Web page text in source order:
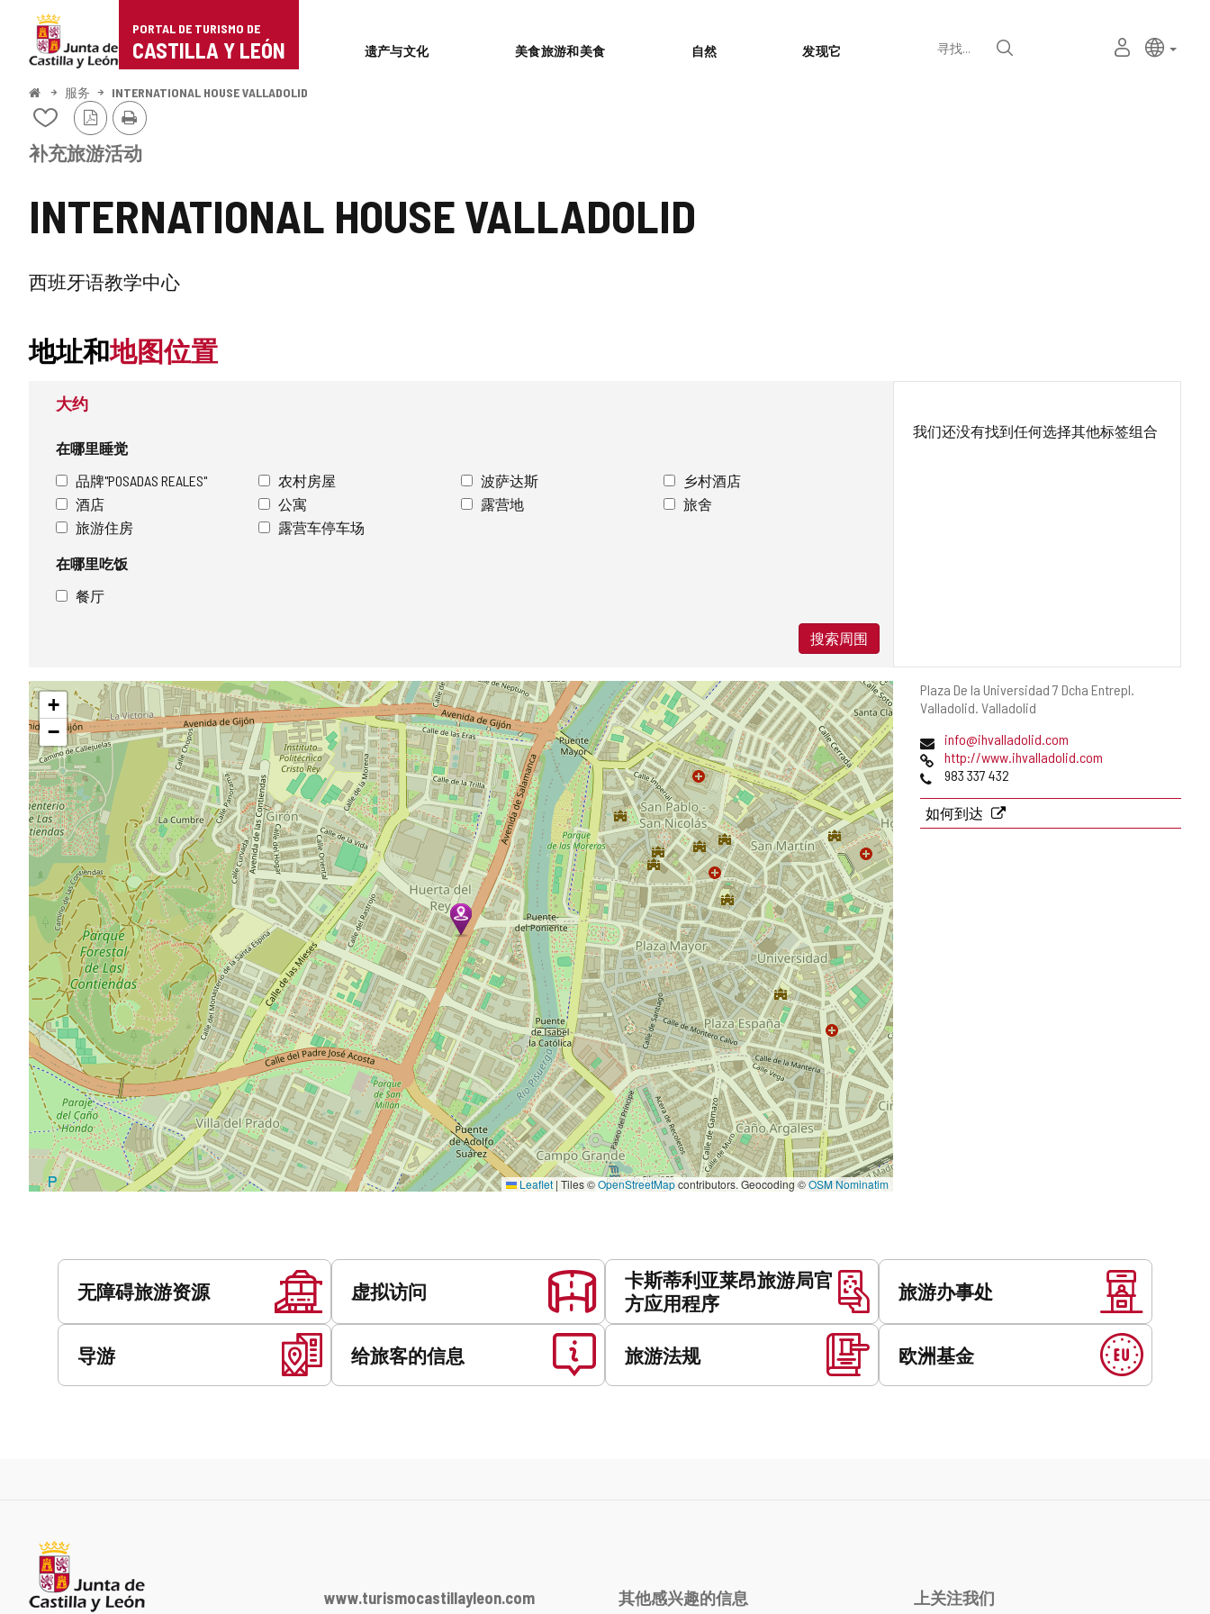
Portal
de
Turismo
Castilla
León
PORTAL DE TURISMO DE
CASTILLA Y LEÓN 遗产与文化 美食旅游和美食 自然 发现它 寻找
语
言
主动语
中文
开
始
服务 INTERNATIONAL HOUSE VALLADOLID
INTERNATIONAL HOUSE VALLADOLID
从
的
笔
本
中
删
除
PDF
版
本
打
印
补充旅游活动
补
旅
西班牙语教学中心
地址和地图位置
邮
寄
址
Plaza De la Universidad 7 Dcha Entrepl.
Valladolid. Valladolid
电
子
邮
地
址
info@ihvalladolid.com
网
页
http://www.ihvalladolid.com
电
983 337 432
如何到达
大约
在哪里睡觉
品牌"POSADAS REALES"
农村房屋 波萨达斯
乡村酒店
酒店
公寓 露营地
旅舍
旅游住房
露营车停车场
在哪里吃饭
餐厅
搜索周围
我们还没有找到任何选择其他标签组合
跳
过
地
图
+
−
Leaflet | Tiles ©OpenStreetMapcontributors. Geocoding ©OSM Nominatim
无障碍旅游资源 虚拟访问
卡斯蒂利亚莱昂旅游局官
方应用程序
旅游办事处
导游 给旅客的信息 旅游法规 欧洲基金
www.turismocastillayleon.com 其他感兴趣的信息 上关注我们